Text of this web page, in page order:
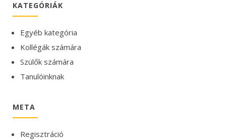
KATEGÓRIÁK
Egyéb kategória
Kollégák számára
Szülők számára
Tanulóinknak
META
Regisztráció